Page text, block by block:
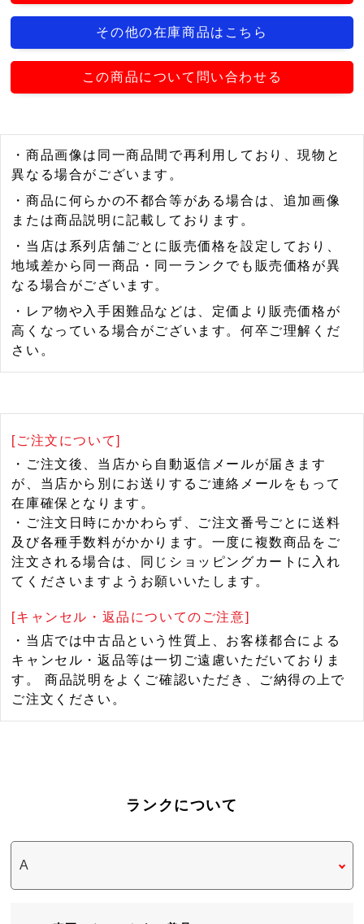
その他の在庫商品はこちら
この商品について問い合わせる
・商品画像は同一商品間で再利用しており、現物と
異なる場合がございます。
・商品に何らかの不都合等がある場合は、追加画像
または商品説明に記載しております。
・当店は系列店舗ごとに販売価格を設定しており、
地域差から同一商品・同一ランクでも販売価格が異
なる場合がございます。
・レア物や入手困難品などは、定価より販売価格が
高くなっている場合がございます。何卒ご理解くだ
さい。
[ご注文について]
・ご注文後、当店から自動返信メールが届きます
が、当店から別にお送りするご連絡メールをもって
在庫確保となります。
・ご注文日時にかかわらず、ご注文番号ごとに送料
及び各種手数料がかかります。一度に複数商品をご
注文される場合は、同じショッピングカートに入れ
てくださいますようお願いいたします。
[キャンセル・返品についてのご注意]
・当店では中古品という性質上、お客様都合による
キャンセル・返品等は一切ご遠慮いただいておりま
す。 商品説明をよくご確認いただき、ご納得の上で
ご注文ください。
ランクについて